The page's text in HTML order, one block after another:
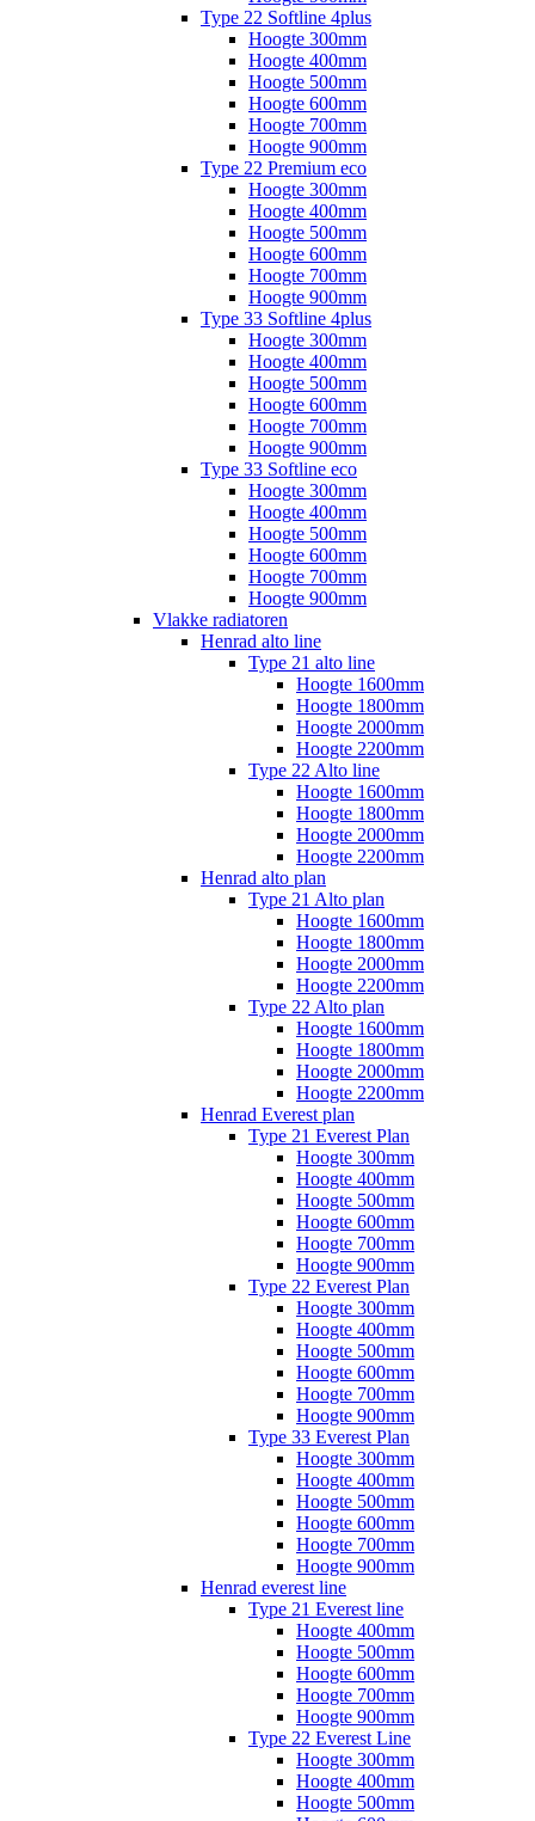
Type 22 Softline 4plus
Hoogte 300mm
Hoogte 400mm
Hoogte 500mm
Hoogte 600mm
Hoogte 700mm
Hoogte 900mm
Type 22 Premium eco
Hoogte 300mm
Hoogte 400mm
Hoogte 500mm
Hoogte 600mm
Hoogte 700mm
Hoogte 900mm
Type 33 Softline 4plus
Hoogte 300mm
Hoogte 400mm
Hoogte 500mm
Hoogte 600mm
Hoogte 700mm
Hoogte 900mm
Type 33 Softline eco
Hoogte 300mm
Hoogte 400mm
Hoogte 500mm
Hoogte 600mm
Hoogte 700mm
Hoogte 900mm
Vlakke radiatoren
Henrad alto line
Type 21 alto line
Hoogte 1600mm
Hoogte 1800mm
Hoogte 2000mm
Hoogte 2200mm
Type 22 Alto line
Hoogte 1600mm
Hoogte 1800mm
Hoogte 2000mm
Hoogte 2200mm
Henrad alto plan
Type 21 Alto plan
Hoogte 1600mm
Hoogte 1800mm
Hoogte 2000mm
Hoogte 2200mm
Type 22 Alto plan
Hoogte 1600mm
Hoogte 1800mm
Hoogte 2000mm
Hoogte 2200mm
Henrad Everest plan
Type 21 Everest Plan
Hoogte 300mm
Hoogte 400mm
Hoogte 500mm
Hoogte 600mm
Hoogte 700mm
Hoogte 900mm
Type 22 Everest Plan
Hoogte 300mm
Hoogte 400mm
Hoogte 500mm
Hoogte 600mm
Hoogte 700mm
Hoogte 900mm
Type 33 Everest Plan
Hoogte 300mm
Hoogte 400mm
Hoogte 500mm
Hoogte 600mm
Hoogte 700mm
Hoogte 900mm
Henrad everest line
Type 21 Everest line
Hoogte 400mm
Hoogte 500mm
Hoogte 600mm
Hoogte 700mm
Hoogte 900mm
Type 22 Everest Line
Hoogte 300mm
Hoogte 400mm
Hoogte 500mm